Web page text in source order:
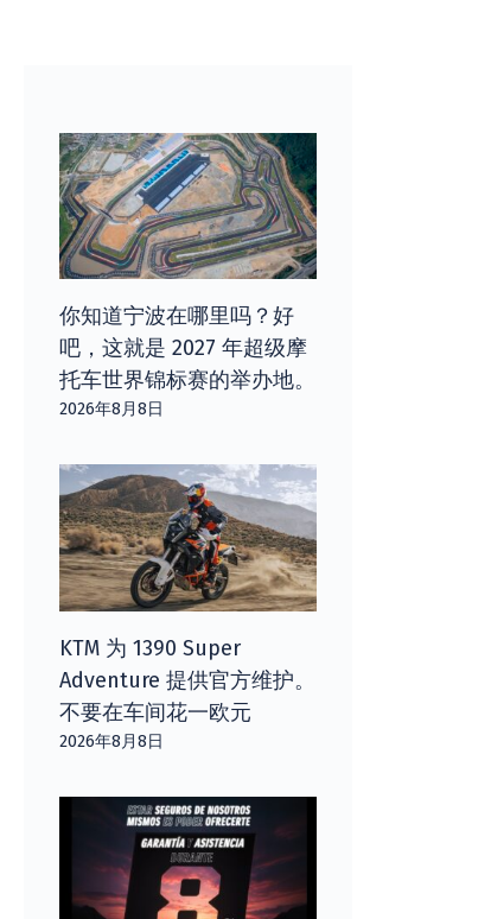
你知道宁波在哪里吗？好
吧，这就是 2027 年超级摩
托车世界锦标赛的举办地。
2026年8月8日
KTM 为 1390 Super
Adventure 提供官方维护。
不要在车间花一欧元
2026年8月8日